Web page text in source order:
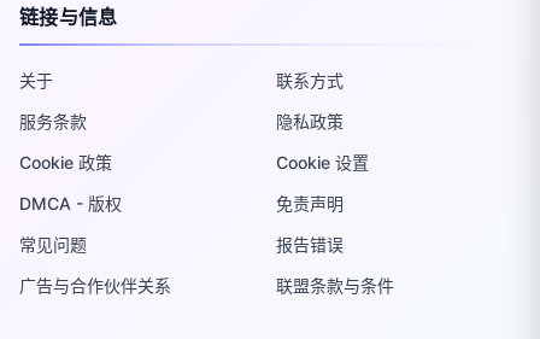
链接与信息
关于
联系方式
服务条款
隐私政策
Cookie 政策
Cookie 设置
DMCA - 版权
免责声明
常见问题
报告错误
广告与合作伙伴关系
联盟条款与条件